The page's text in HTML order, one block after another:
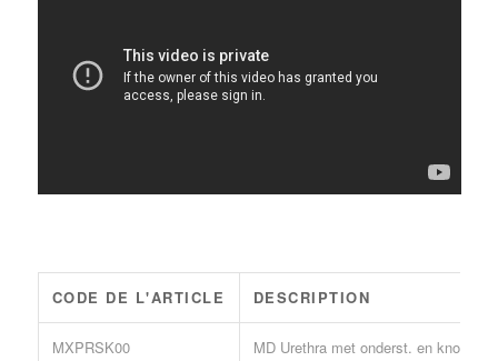
CODE DE L'ARTICLE DESCRIPTION
MXPRSK00 MD Urethra met onderst. en knop 44